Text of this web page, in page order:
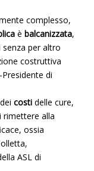
complesso,
è balcanizzata,
senza per altro
costruttiva
di
costi delle cure,
rimettere alla
ossia
ASL di